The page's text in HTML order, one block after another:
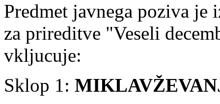
Predmet javnega poziva
za prireditve "Veseli
vkljucuje:
Sklop 1: